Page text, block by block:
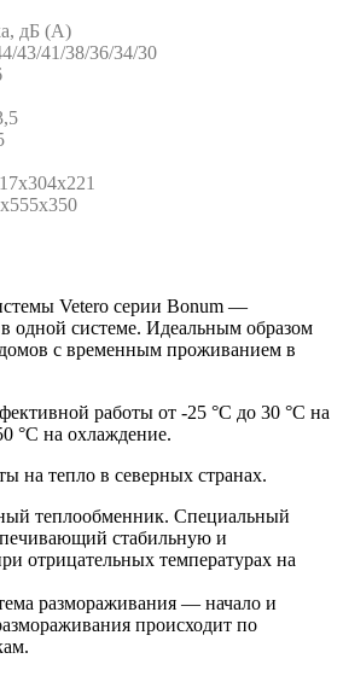
дБ (А)
43/41/38/36/34/30
Vetero серии Bonum —
одной системе. Идеальным образом
с временным проживанием в
работы от -25 °С до 30 °С на
°С на охлаждение.
на тепло в северных странах.
теплообменник. Специальный
стабильную и
отрицательных температурах на
размораживания — начало и
происходит по